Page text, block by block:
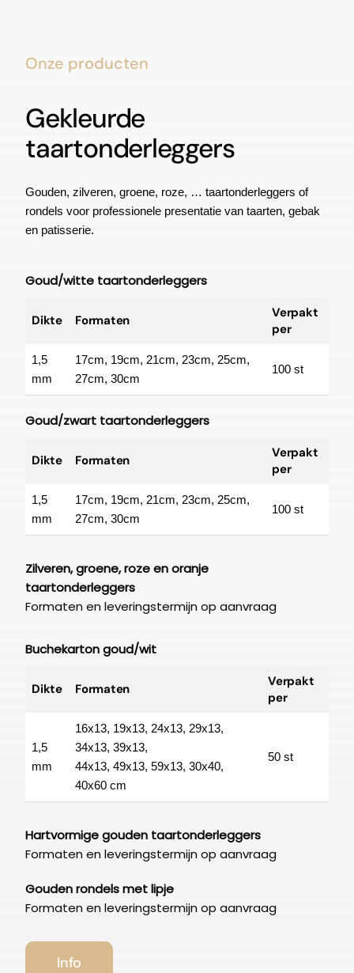
Onze producten
Gekleurde
taartonderleggers
Gouden, zilveren, groene, roze, … taartonderleggers of
rondels voor professionele presentatie van taarten, gebak
en patisserie.
Goud/witte taartonderleggers
Dikte Formaten
Verpakt
per
1,5
mm
17cm, 19cm, 21cm, 23cm, 25cm,
27cm, 30cm
100 st
Goud/zwart taartonderleggers
Dikte Formaten
Verpakt
per
1,5
mm
17cm, 19cm, 21cm, 23cm, 25cm,
27cm, 30cm
100 st
Zilveren, groene, roze en oranje
taartonderleggers
Formaten en leveringstermijn op aanvraag
Buchekarton goud/wit
Dikte Formaten
Verpakt
per
1,5
mm
16x13, 19x13, 24x13, 29x13,
34x13, 39x13,
44x13, 49x13, 59x13, 30x40,
40x60 cm
50 st
Hartvormige gouden taartonderleggers
Formaten en leveringstermijn op aanvraag
Gouden rondels met lipje
Formaten en leveringstermijn op aanvraag
Info